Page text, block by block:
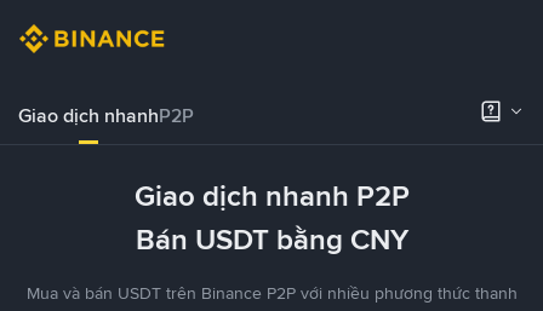
Giao dịch nhanhP2P
Giao dịch nhanh P2P
Bán USDT bằng CNY
Mua và bán USDT trên Binance P2P với nhiều phương thức thanh